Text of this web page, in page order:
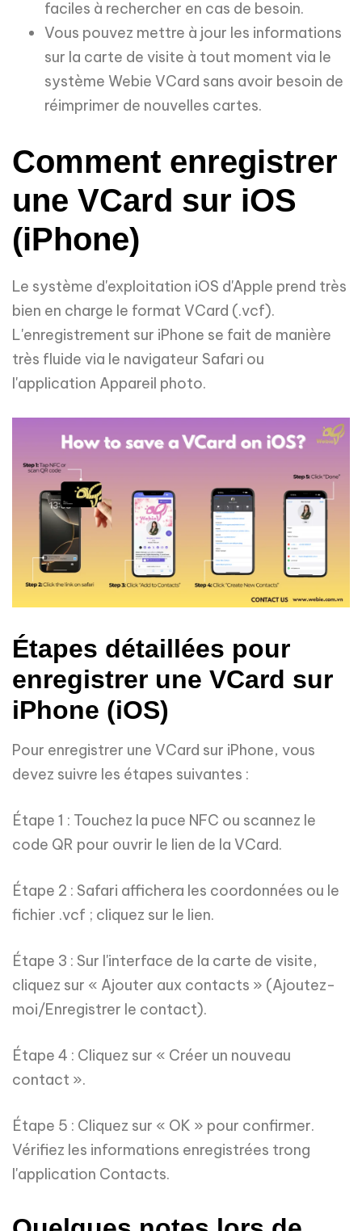
faciles à rechercher en cas de besoin.
Vous pouvez mettre à jour les informations
sur la carte de visite à tout moment via le
système Webie VCard sans avoir besoin de
réimprimer de nouvelles cartes.
Comment enregistrer
une VCard sur iOS
(iPhone)
Le système d'exploitation iOS d'Apple prend très
bien en charge le format VCard (.vcf).
L'enregistrement sur iPhone se fait de manière
très fluide via le navigateur Safari ou
l'application Appareil photo.
Étapes détaillées pour
enregistrer une VCard sur
iPhone (iOS)
Pour enregistrer une VCard sur iPhone, vous
devez suivre les étapes suivantes :
Étape 1 : Touchez la puce NFC ou scannez le
code QR pour ouvrir le lien de la VCard.
Étape 2 : Safari affichera les coordonnées ou le
fichier .vcf ; cliquez sur le lien.
Étape 3 : Sur l'interface de la carte de visite,
cliquez sur « Ajouter aux contacts » (Ajoutez-
moi/Enregistrer le contact).
Étape 4 : Cliquez sur « Créer un nouveau
contact ».
Étape 5 : Cliquez sur « OK » pour confirmer.
Vérifiez les informations enregistrées trong
l'application Contacts.